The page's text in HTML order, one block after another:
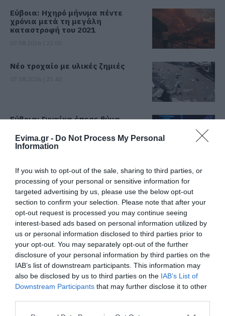
Evima.gr - Do Not Process My Personal
Information
If you wish to opt-out of the sale, sharing to third parties, or
processing of your personal or sensitive information for
targeted advertising by us, please use the below opt-out
section to confirm your selection. Please note that after your
opt-out request is processed you may continue seeing
interest-based ads based on personal information utilized by
us or personal information disclosed to third parties prior to
your opt-out. You may separately opt-out of the further
disclosure of your personal information by third parties on the
IAB’s list of downstream participants. This information may
also be disclosed by us to third parties on the IAB’s List of
Downstream Participants that may further disclose it to other
Εύβοια: Ηχηρό μήνυμα πέντε
χρόνια μετά τη μεγάλη
καταστροφή του 2021
Νέο τροχαίο με υλικές ζημιές
Εύβοια: Γυναίκα έπεσε θύμα
για τρακτέρ που δεν παρέλαβε
07.08.2026 | 21:20
Τραγωδία στην Εύβοια: Άνδρας
ανασύρθηκε χωρίς τις αισθήσεις
του από τη θάλασσα
07.08.2026 | 20:57
Ανακοινώθηκαν νέες προσλήψεις
σε δήμο της Εύβοιας: Δείτε εδώ
07.08.2026 | 20:40
Ποιοι και γιατί θα πάρουν
διπλάσια σύνταξη τον Αύγουστο
07.08.2026 | 20:20
Όλες οι τελευταίες ειδήσεις
ΠΕΡΙΣΣΟΤΕΡΑ ΑΠΟ ΕΙΔΗΣΕΙΣ ΕΥΒΟΙΑ